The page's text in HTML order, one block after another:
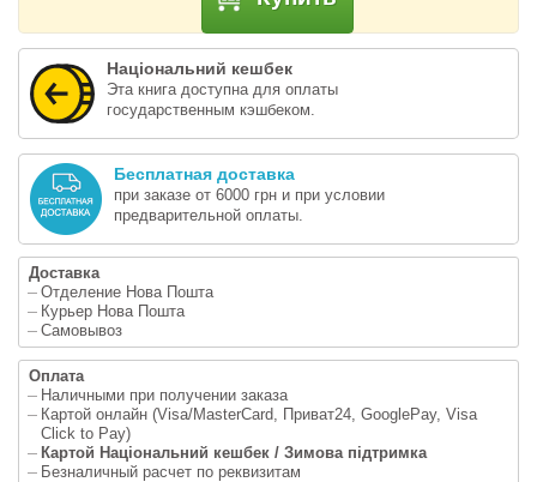
Національний кешбек
Эта книга доступна для оплаты
государственным кэшбеком.
Бесплатная доставка
при заказе от 6000 грн и при условии
предварительной оплаты.
Доставка
Отделение Нова Пошта
Курьер Нова Пошта
Самовывоз
Оплата
Наличными при получении заказа
Картой онлайн (Visa/MasterCard, Приват24, GooglePay, Visa
Click to Pay)
Картой Національний кешбек / Зимова підтримка
Безналичный расчет по реквизитам